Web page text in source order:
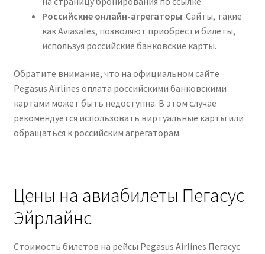
Российские онлайн-агрегаторы: Сайты, такие
как Aviasales, позволяют приобрести билеты,
используя российские банковские карты.
Обратите внимание, что на официальном сайте
Pegasus Airlines оплата российскими банковскими
картами может быть недоступна. В этом случае
рекомендуется использовать виртуальные карты или
обращаться к российским агрегаторам.
Цены на авиабилеты Пегасус
Эйрлайнс
Стоимость билетов на рейсы Pegasus Airlines Пегасус